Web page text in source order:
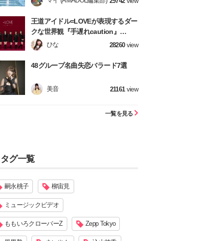
王道アイドル=LOVEが表現するダー
クな世界観『手遅れcaution』
【=LOVE】
ひな 28260view
48グループ名曲失恋バラード7選
美音 21161view
一覧を見る
タグ一覧
嗣永桃子 柳宙見
ミュージックビデオ
ももいろクローバーZ Zepp Tokyo